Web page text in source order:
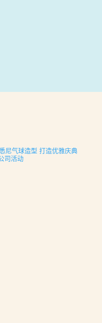
尼气球造型 打造优雅庆典
司活动